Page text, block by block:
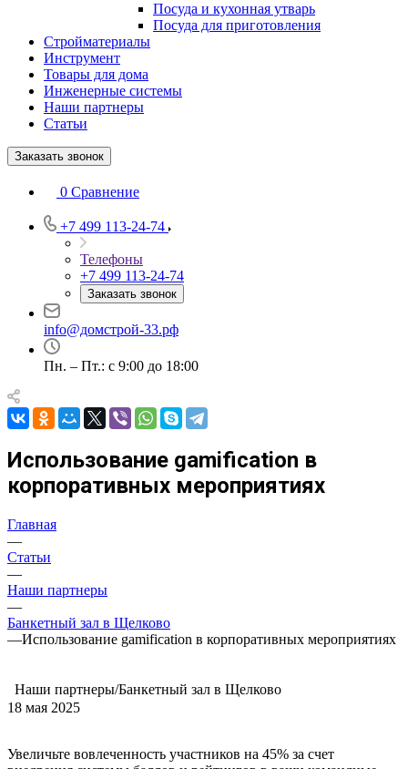
Посуда и кухонная утварь
Посуда для приготовления
Стройматериалы
Инструмент
Товары для дома
Инженерные системы
Наши партнеры
Статьи
Заказать звонок
0 Сравнение
+7 499 113-24-74
Телефоны
+7 499 113-24-74
Заказать звонок
info@домстрой-33.рф
Пн. – Пт.: с 9:00 до 18:00
Использование gamification в
корпоративных мероприятиях
Главная
—
Статьи
—
Наши партнеры
—
Банкетный зал в Щелково
—Использование gamification в корпоративных мероприятиях
Наши партнеры/Банкетный зал в Щелково
18 мая 2025
Увеличьте вовлеченность участников на 45% за счет